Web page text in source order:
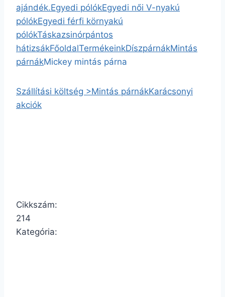
ajándék.Egyedi pólókEgyedi női V-nyakú
pólókEgyedi férfi környakú
pólókTáskazsinórpántos
hátizsákFőoldalTermékeinkDíszpárnákMintás
párnákMickey mintás párna
Szállítási költség >Mintás párnákKarácsonyi
akciók
Cikkszám:
214
Kategória: